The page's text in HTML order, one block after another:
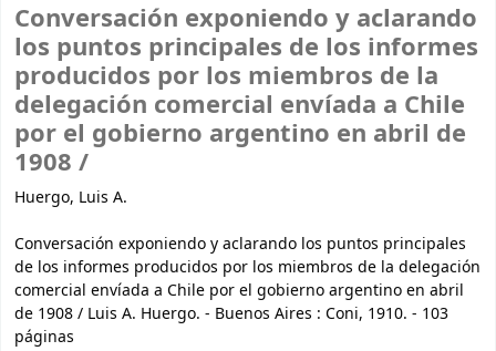
Conversación exponiendo y aclarando
los puntos principales de los informes
producidos por los miembros de la
delegación comercial envíada a Chile
por el gobierno argentino en abril de
1908 /
Huergo, Luis A.
Conversación exponiendo y aclarando los puntos principales
de los informes producidos por los miembros de la delegación
comercial envíada a Chile por el gobierno argentino en abril
de 1908 / Luis A. Huergo. - Buenos Aires : Coni, 1910. - 103
páginas